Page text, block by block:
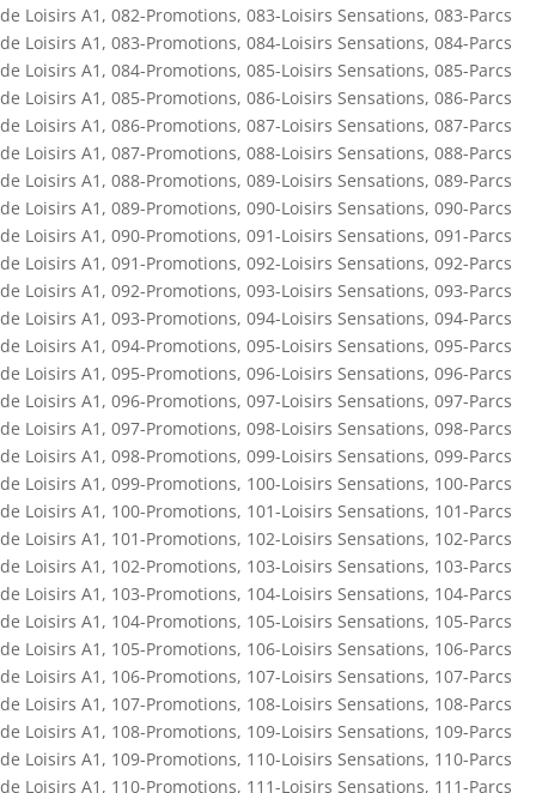
de Loisirs A1 , 082-Promotions, 083-Loisirs Sensations, 083-Parcs
de Loisirs A1 , 083-Promotions, 084-Loisirs Sensations, 084-Parcs
de Loisirs A1 , 084-Promotions, 085-Loisirs Sensations, 085-Parcs
de Loisirs A1 , 085-Promotions, 086-Loisirs Sensations, 086-Parcs
de Loisirs A1 , 086-Promotions, 087-Loisirs Sensations, 087-Parcs
de Loisirs A1 , 087-Promotions, 088-Loisirs Sensations, 088-Parcs
de Loisirs A1 , 088-Promotions, 089-Loisirs Sensations, 089-Parcs
de Loisirs A1 , 089-Promotions, 090-Loisirs Sensations, 090-Parcs
de Loisirs A1 , 090-Promotions, 091-Loisirs Sensations, 091-Parcs
de Loisirs A1 , 091-Promotions, 092-Loisirs Sensations, 092-Parcs
de Loisirs A1 , 092-Promotions, 093-Loisirs Sensations, 093-Parcs
de Loisirs A1 , 093-Promotions, 094-Loisirs Sensations, 094-Parcs
de Loisirs A1 , 094-Promotions, 095-Loisirs Sensations, 095-Parcs
de Loisirs A1 , 095-Promotions, 096-Loisirs Sensations, 096-Parcs
de Loisirs A1 , 096-Promotions, 097-Loisirs Sensations, 097-Parcs
de Loisirs A1 , 097-Promotions, 098-Loisirs Sensations, 098-Parcs
de Loisirs A1 , 098-Promotions, 099-Loisirs Sensations, 099-Parcs
de Loisirs A1 , 099-Promotions, 100-Loisirs Sensations, 100-Parcs
de Loisirs A1 , 100-Promotions, 101-Loisirs Sensations, 101-Parcs
de Loisirs A1 , 101-Promotions, 102-Loisirs Sensations, 102-Parcs
de Loisirs A1 , 102-Promotions, 103-Loisirs Sensations, 103-Parcs
de Loisirs A1 , 103-Promotions, 104-Loisirs Sensations, 104-Parcs
de Loisirs A1 , 104-Promotions, 105-Loisirs Sensations, 105-Parcs
de Loisirs A1 , 105-Promotions, 106-Loisirs Sensations, 106-Parcs
de Loisirs A1 , 106-Promotions, 107-Loisirs Sensations, 107-Parcs
de Loisirs A1 , 107-Promotions, 108-Loisirs Sensations, 108-Parcs
de Loisirs A1 , 108-Promotions, 109-Loisirs Sensations, 109-Parcs
de Loisirs A1 , 109-Promotions, 110-Loisirs Sensations, 110-Parcs
de Loisirs A1 , 110-Promotions, 111-Loisirs Sensations, 111-Parcs